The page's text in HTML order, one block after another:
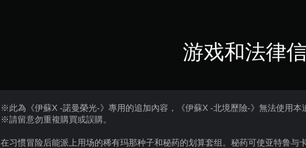
游戏和法律
※此為《伊蘇X -諾曼榮光-》專用的追加內容，《伊蘇X -北境歷險-》無法使用本
※請留意勿重複購買或誤購。
在习惯冒险后能派上用场的稀有玛那种子和秘药的划算套组。秘药可使亚特鲁与